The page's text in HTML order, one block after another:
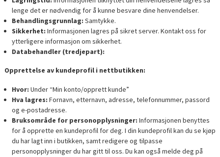
lenge det er nødvendig for å kunne besvare dine henvendelser.
Behandlingsgrunnlag: Samtykke.
Sikkerhet: Informasjonen lagres på sikret server. Kontakt oss for
ytterligere informasjon om sikkerhet.
Databehandler (tredjepart):
Opprettelse av kundeprofil i nettbutikken:
Hvor: Under “Min konto/opprett kunde”
Hva lagres: Fornavn, etternavn, adresse, telefonnummer, passord
og e-postadresse.
Bruksområde for personopplysninger: Informasjonen benyttes
for å opprette en kundeprofil for deg. I din kundeprofil kan du se kjøp
du har lagt inn i butikken, samt redigere og tilpasse
personopplysninger du har gitt til oss. Du kan også melde deg på